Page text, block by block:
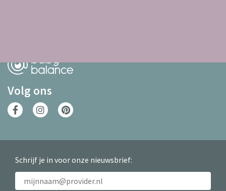
Volg ons
Schrijf je in voor onze nieuwsbrief: